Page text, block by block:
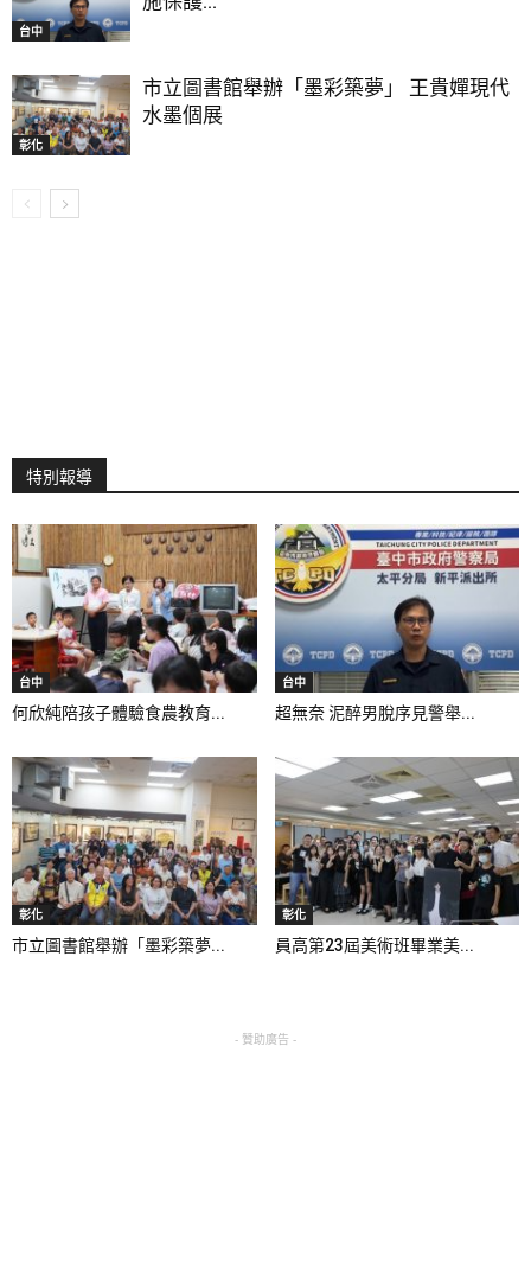
台中
彰化
市立圖書館舉辦「墨彩築夢」 王貴嬋現代
水墨個展
特別報導
台中
何欣純陪孩子體驗食農教育...
台中
超無奈 泥醉男脫序見警舉...
彰化
市立圖書館舉辦「墨彩築夢...
彰化
員高第23屆美術班畢業美...
- 贊助廣告 -